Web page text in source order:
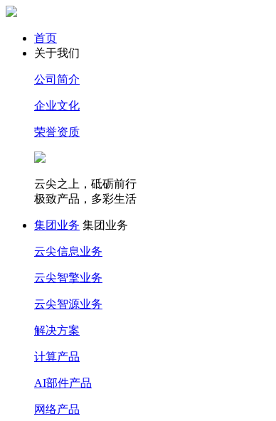
首页
关于我们
公司简介
企业文化
荣誉资质
云尖之上，砥砺前行
极致产品，多彩生活
集团业务 集团业务
云尖信息业务
云尖智擎业务
云尖智源业务
解决方案
计算产品
AI部件产品
网络产品